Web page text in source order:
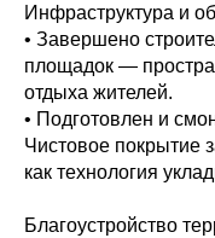
Инфраструктура и
• Завершено
площадок —
отдыха жителей.
• Подготовлен и
Чистовое покрытие
как технология
Благоустройство